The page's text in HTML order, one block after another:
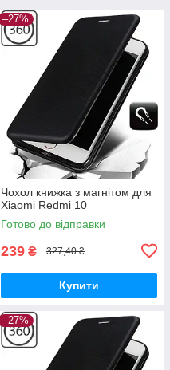
–27%
Чохол книжка з магнітом для
Xiaomi Redmi 10
Готово до відправки
239 ₴ 327,40 ₴
Купити
–27%